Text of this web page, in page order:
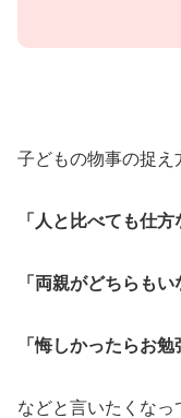
子どもの物事の捉え
「人と比べても仕方
「両親がどちらも
「悔しかったらお勉
などと言いたくなっ